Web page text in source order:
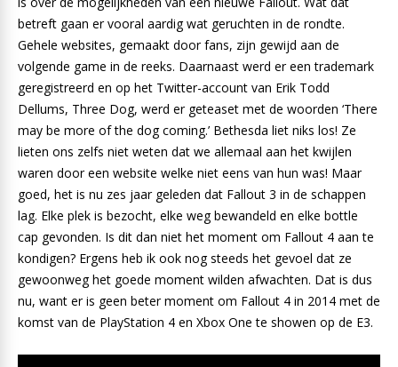
betreft gaan er vooral aardig wat geruchten in de rondte.
Gehele websites, gemaakt door fans, zijn gewijd aan de
volgende game in de reeks. Daarnaast werd er een trademark
geregistreerd en op het Twitter-account van Erik Todd
Dellums, Three Dog, werd er geteaset met de woorden ‘There
may be more of the dog coming.’ Bethesda liet niks los! Ze
lieten ons zelfs niet weten dat we allemaal aan het kwijlen
waren door een website welke niet eens van hun was! Maar
goed, het is nu zes jaar geleden dat Fallout 3 in de schappen
lag. Elke plek is bezocht, elke weg bewandeld en elke bottle
cap gevonden. Is dit dan niet het moment om Fallout 4 aan te
kondigen? Ergens heb ik ook nog steeds het gevoel dat ze
gewoonweg het goede moment wilden afwachten. Dat is dus
nu, want er is geen beter moment om Fallout 4 in 2014 met de
komst van de PlayStation 4 en Xbox One te showen op de E3.